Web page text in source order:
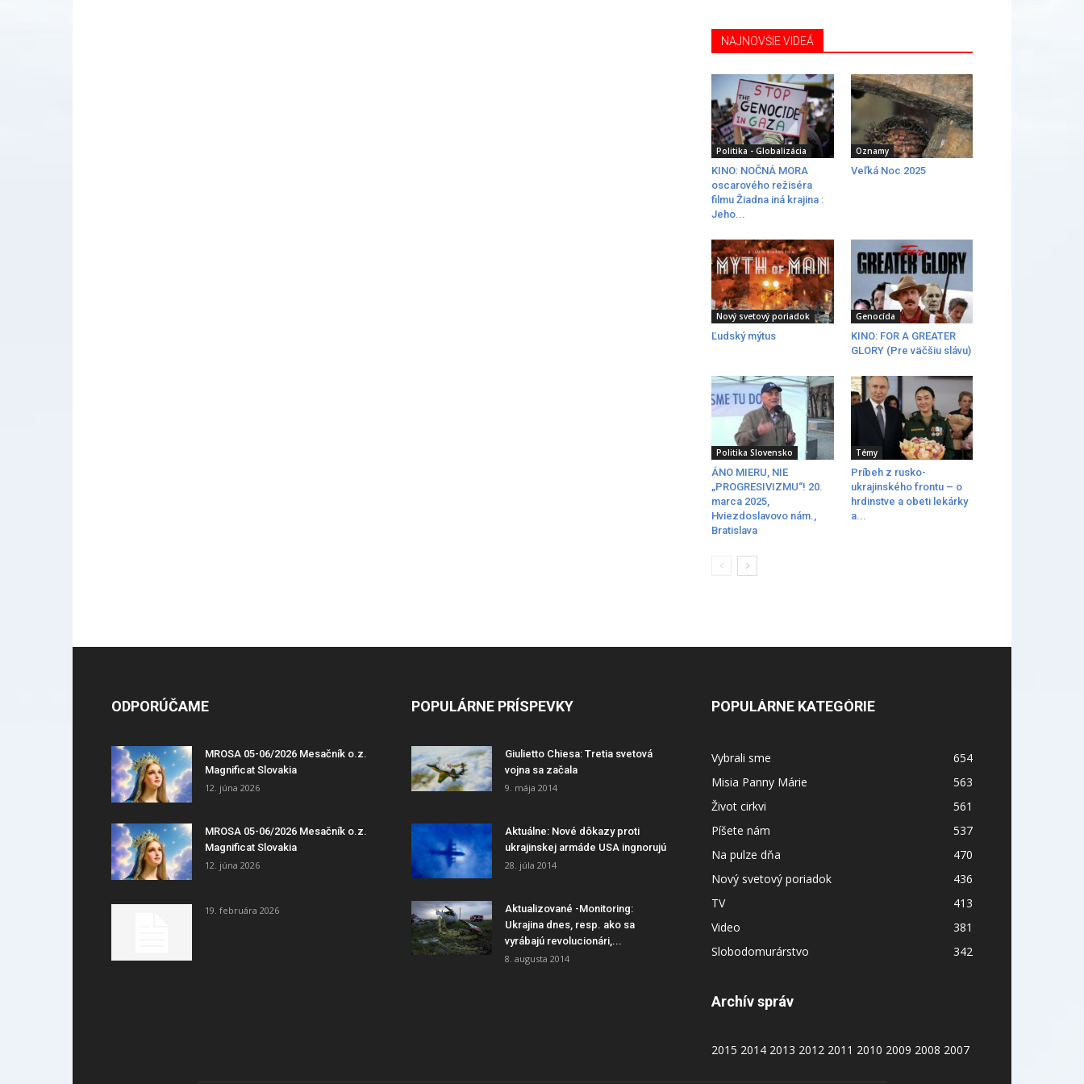
NAJNOVŠIE VIDEÁ
Politika - Globalizácia
KINO: NOČNÁ MORA
oscarového režiséra
filmu Žiadna iná krajina :
Jeho...
Oznamy
Veľká Noc 2025
Nový svetový poriadok
Ľudský mýtus
Genocída
KINO: FOR A GREATER
GLORY (Pre väčšiu slávu)
Politika Slovensko
ÁNO MIERU, NIE
„PROGRESIVIZMU“! 20.
marca 2025,
Hviezdoslavovo nám.,
Bratislava
Témy
Príbeh z rusko-
ukrajinského frontu – o
hrdinstve a obeti lekárky
a...
ODPORÚČAME
MROSA 05-06/2026 Mesačník o.z.
Magnificat Slovakia
12. júna 2026
MROSA 05-06/2026 Mesačník o.z.
Magnificat Slovakia
12. júna 2026
19. februára 2026
POPULÁRNE PRÍSPEVKY
Giulietto Chiesa: Tretia svetová
vojna sa začala
9. mája 2014
Aktuálne: Nové dôkazy proti
ukrajinskej armáde USA ingnorujú
28. júla 2014
Aktualizované -Monitoring:
Ukrajina dnes, resp. ako sa
vyrábajú revolucionári,...
8. augusta 2014
POPULÁRNE KATEGÓRIE
Vybrali sme
654
Misia Panny Márie
563
Život cirkvi
561
Píšete nám
537
Na pulze dňa
470
Nový svetový poriadok
436
TV
413
Video
381
Slobodomurárstvo
342
Archív správ
2015 2014 2013 2012 2011 2010 2009 2008 2007